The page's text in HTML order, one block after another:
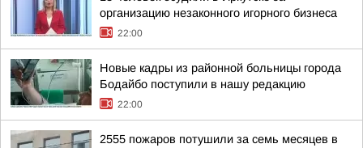
организацию незаконного игорного бизнеса
22:00
Новые кадры из районной больницы города
Бодайбо поступили в нашу редакцию
22:00
2555 пожаров потушили за семь месяцев в